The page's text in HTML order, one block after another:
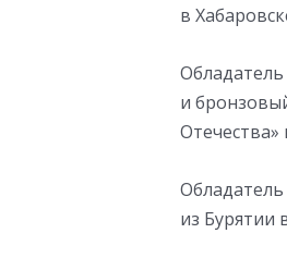
в
и
Отечества»
из Бурятии